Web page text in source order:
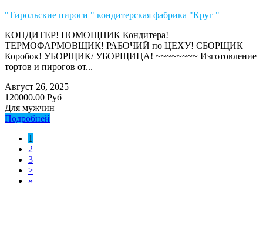
"Тирольские пироги " кондитерская фабрика "Круг "
КОНДИТЕР! ПОМОЩНИК Кондитера!
ТЕРМОФАРМОВЩИК! РАБОЧИЙ по ЦЕХУ! СБОРЩИК
Коробок! УБОРЩИК/ УБОРЩИЦА! ~~~~~~~~ Изготовление
тортов и пирогов от...
Август 26, 2025
120000.00 Руб
Для мужчин
Подробней
1
2
3
>
»